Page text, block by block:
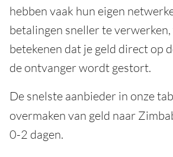
hebben vaak hun eigen
betalingen sneller te
betekenen dat je geld direct op
de ontvanger wordt gestort.
De snelste aanbieder in onze
overmaken van geld naar
0-2 dagen.